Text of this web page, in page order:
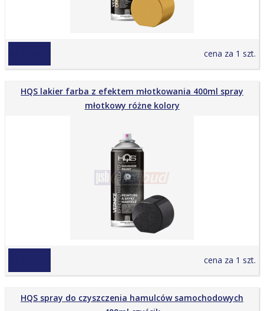
cena za 1 szt.
HQS lakier farba z efektem młotkowania 400ml spray
młotkowy różne kolory
cena za 1 szt.
HQS spray do czyszczenia hamulców samochodowych